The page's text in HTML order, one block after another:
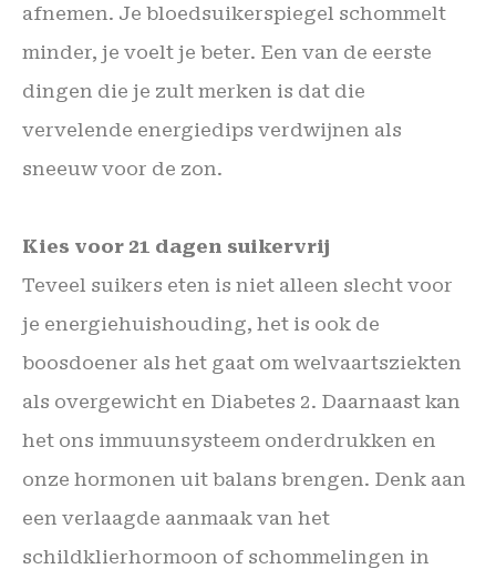
afnemen. Je bloedsuikerspiegel schommelt
minder, je voelt je beter. Een van de eerste
dingen die je zult merken is dat die
vervelende energiedips verdwijnen als
sneeuw voor de zon.
Kies voor 21 dagen suikervrij
Teveel suikers eten is niet alleen slecht voor
je energiehuishouding, het is ook de
boosdoener als het gaat om welvaartsziekten
als overgewicht en Diabetes 2. Daarnaast kan
het ons immuunsysteem onderdrukken en
onze hormonen uit balans brengen. Denk aan
een verlaagde aanmaak van het
schildklierhormoon of schommelingen in